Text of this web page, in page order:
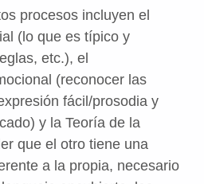
procesos incluyen el
(lo que es típico y
etc.), el
(reconocer las
fácil/prosodia y
y la Teoría de la
que el otro tiene una
a la propia, necesario